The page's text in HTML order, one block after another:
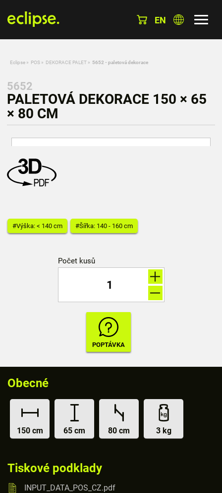
EN
Eclipse » POS » DEKORACE PALET » 5652 - paletová dekorace
5652
PALETOVÁ DEKORACE 150 × 65
× 80 CM
#Výška: < 140 cm #Šířka: 140 - 160 cm
Počet kusů
Obecné
150 cm 65 cm 80 cm 3 kg
Tiskové podklady
INPUT_DATA_POS_CZ.pdf